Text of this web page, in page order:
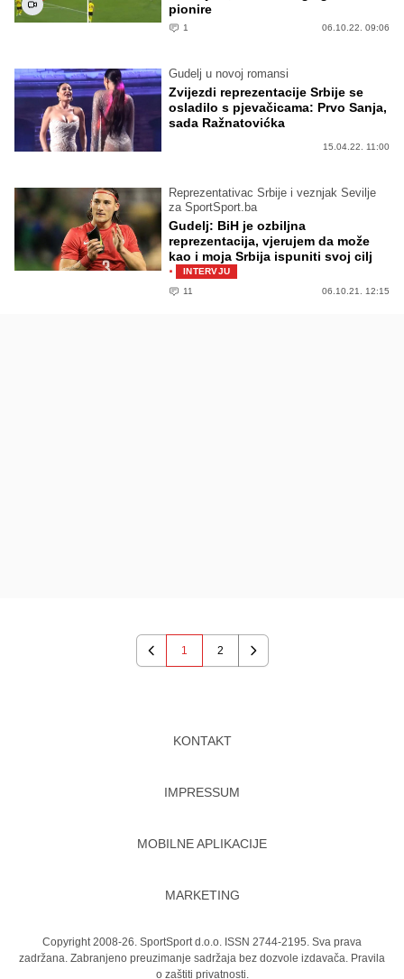
pionire
1 06.10.22. 09:06
Gudelj u novoj romansi
Zvijezdi reprezentacije Srbije se
osladilo s pjevačicama: Prvo Sanja,
sada Ražnatovićka
15.04.22. 11:00
Reprezentativac Srbije i veznjak Sevilje
za SportSport.ba
Gudelj: BiH je ozbiljna
reprezentacija, vjerujem da može
kao i moja Srbija ispuniti svoj cilj
·
INTERVJU
11
06.10.21. 12:15
Previous
1 2
Next
KONTAKT
IMPRESSUM
MOBILNE APLIKACIJE
MARKETING
Copyright 2008-26. SportSport d.o.o. ISSN 2744-2195. Sva prava
zadržana. Zabranjeno preuzimanje sadržaja bez dozvole izdavača. Pravila
o zaštiti privatnosti.